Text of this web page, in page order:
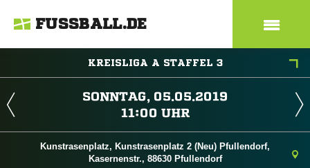
FUSSBALL.DE
KREISLIGA A STAFFEL 3
 
 
Kunstrasenplatz, Kunstrasenplatz 2 (Neu) Pfullendorf,
Kasernenstr., 88630 Pfullendorf